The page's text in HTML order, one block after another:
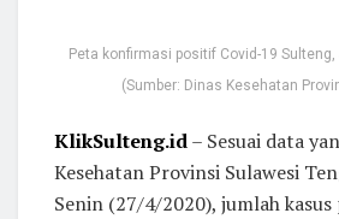
Peta konfirmasi positif Covid-19 Sulteng,
(Sumber: Dinas Kesehatan
KlikSulteng.id– Sesuai data
Kesehatan Provinsi Sulawesi
Senin (27/4/2020), jumlah